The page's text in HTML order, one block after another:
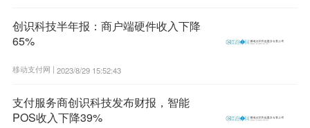
创识科技半年报：商户端硬件收入下降
65%
移动支付网 | 2023/8/29 15:52:43
支付服务商创识科技发布财报，智能
POS收入下降39%